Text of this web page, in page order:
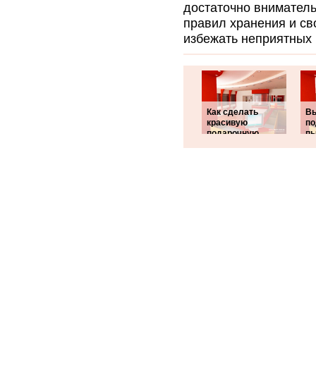
достаточно
правил хранения и
избежать
Как сделать
красивую
подарочную